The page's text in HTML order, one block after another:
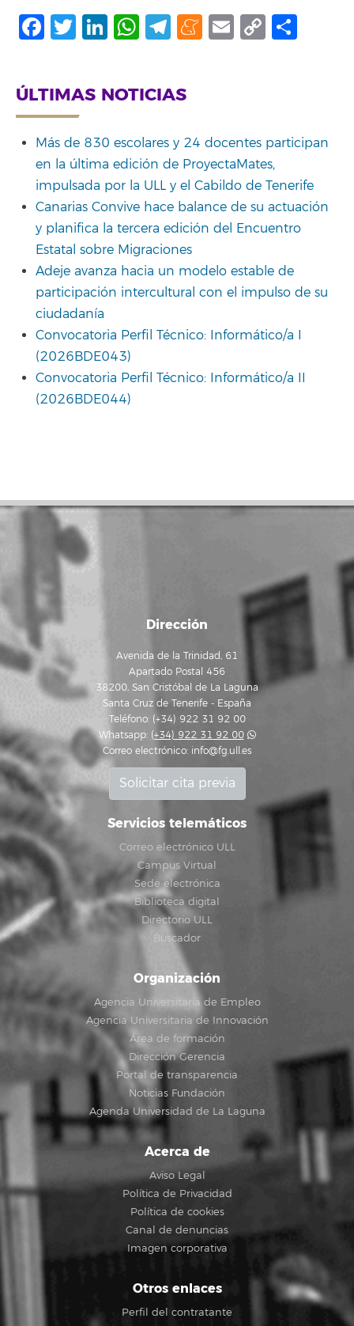
Facebook
Twitter
LinkedIn
WhatsApp
Telegram
Meneame
Email
Copy
ÚLTIMAS NOTICIAS
Más de 830 escolares y 24 docentes participan
en la última edición de ProyectaMates,
impulsada por la ULL y el Cabildo de Tenerife
Canarias Convive hace balance de su actuación
y planifica la tercera edición del Encuentro
Estatal sobre Migraciones
Adeje avanza hacia un modelo estable de
participación intercultural con el impulso de su
ciudadanía
Convocatoria Perfil Técnico: Informático/a I
(2026BDE043)
Convocatoria Perfil Técnico: Informático/a II
(2026BDE044)
Dirección
Avenida de la Trinidad, 61
Apartado Postal 456
38200, San Cristóbal de La Laguna
Santa Cruz de Tenerife - España
Teléfono: (+34) 922 31 92 00
Whatsapp: (+34) 922 31 92 00
Correo electrónico: info@fg.ull.es
Solicitar cita previa
Servicios telemáticos
Correo electrónico ULL
Campus Virtual
Sede electrónica
Biblioteca digital
Directorio ULL
Buscador
Organización
Agencia Universitaria de Empleo
Agencia Universitaria de Innovación
Área de formación
Dirección Gerencia
Portal de transparencia
Noticias Fundación
Agenda Universidad de La Laguna
Acerca de
Aviso Legal
Política de Privacidad
Política de cookies
Canal de denuncias
Imagen corporativa
Otros enlaces
Perfil del contratante